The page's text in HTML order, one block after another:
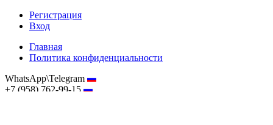
Регистрация
Вход
Главная
Политика конфиденциальности
WhatsApp\Telegram
+7 (958) 762-99-15